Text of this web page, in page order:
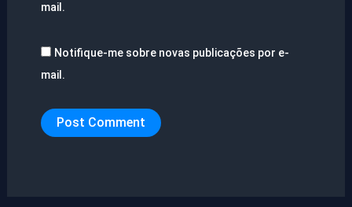
mail.
Notifique-me sobre novas publicações por e-
mail.